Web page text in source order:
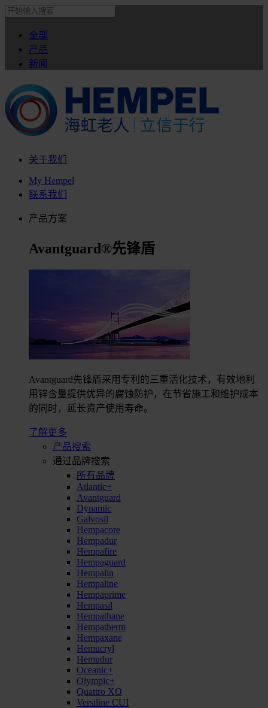
全部
产品
新闻
关于我们
My Hempel
联系我们
产品方案
Avantguard®先锋盾
Avantguard先锋盾采用专利的三重活化技术，有效地利
用锌含量提供优异的腐蚀防护，在节省施工和维护成本
的同时，延长资产使用寿命。
了解更多
产品搜索
通过品牌搜索
所有品牌
Atlantic+
Avantguard
Dynamic
Galvosil
Hempacore
Hempadur
Hempafire
Hempaguard
Hempalin
Hempaline
Hempaprime
Hempasil
Hempathane
Hempatherm
Hempaxane
Hemucryl
Hemudur
Oceanic+
Olympic+
Quattro XO
Versiline CUI